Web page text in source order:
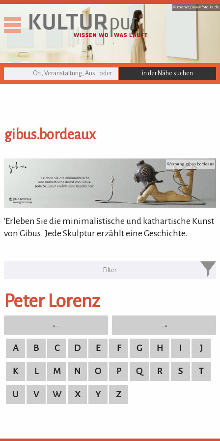
© monet /www.fotolia.de
KULTURpur Suche
gibus.bordeaux
gibus.bordeaux Werbung: gibus.bordeaux
'Erleben Sie die minimalistische und kathartische Kunst
von Gibus. Jede Skulptur erzählt eine Geschichte.
KULTURpur Bildende Künstler von
Peter Lorenz
bildende Künstler von A-Z
← →
A B C D E F G H I J
K L M N O P Q R S T
U V W X Y Z